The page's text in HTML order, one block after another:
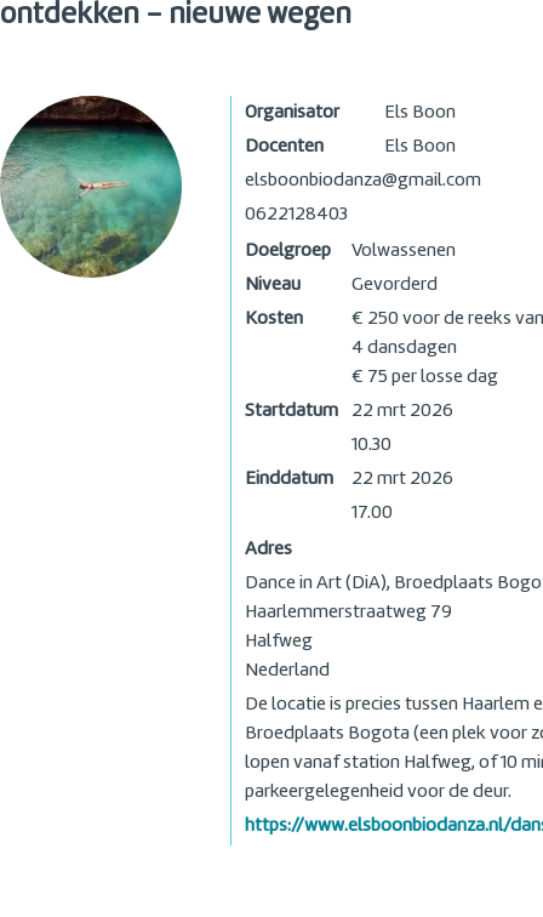
ontdekken - nieuwe wegen
Organisator
Els Boon
Docenten
Els Boon
elsboonbiodanza@gmail.com
0622128403
Doelgroep
Volwassenen
Niveau
Gevorderd
Kosten
€ 250 voor de reeks van
4 dansdagen
€ 75 per losse dag
Startdatum
22 mrt 2026
10.30
Einddatum
22 mrt 2026
17.00
Adres
Dance in Art (DiA), Broedplaats
Haarlemmerstraatweg 79
Halfweg
Nederland
De locatie is precies tussen Haarlem
Broedplaats Bogota (een plek voor
lopen vanaf station Halfweg, of 10
parkeergelegenheid voor de deur.
https://www.elsboonbiodanza.nl/